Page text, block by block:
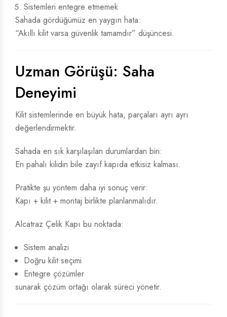
Sistemleri entegre etmemek
Sahada gördüğümüz en yaygın hata:
“Akıllı kilit varsa güvenlik tamamdır” düşüncesi.
Uzman Görüşü: Saha
Deneyimi
Kilit sistemlerinde en büyük hata, parçaları ayrı ayrı
değerlendirmektir.
Sahada en sık karşılaşılan durumlardan biri:
En pahalı kilidin bile zayıf kapıda etkisiz kalması.
Pratikte şu yöntem daha iyi sonuç verir:
Kapı + kilit + montaj birlikte planlanmalıdır.
Alcatraz Çelik Kapı bu noktada:
Sistem analizi
Doğru kilit seçimi
Entegre çözümler
sunarak çözüm ortağı olarak süreci yönetir.